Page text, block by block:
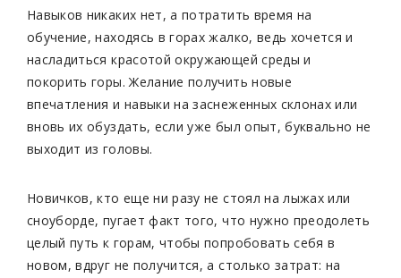
Навыков никаких нет, а потратить время на
обучение, находясь в горах жалко, ведь хочется и
насладиться красотой окружающей среды и
покорить горы. Желание получить новые
впечатления и навыки на заснеженных склонах или
вновь их обуздать, если уже был опыт, буквально не
выходит из головы.
Новичков, кто еще ни разу не стоял на лыжах или
сноуборде, пугает факт того, что нужно преодолеть
целый путь к горам, чтобы попробовать себя в
новом, вдруг не получится, а столько затрат: на